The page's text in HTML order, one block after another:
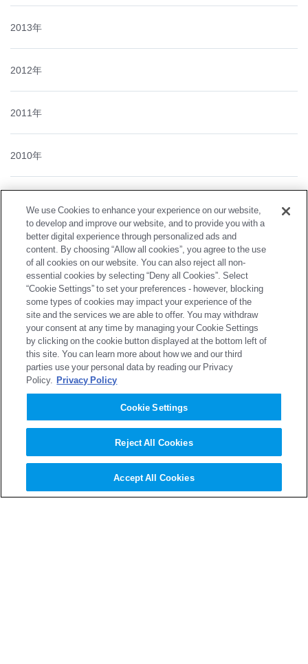
2013年
2012年
2011年
2010年
2008年
2007年
2006年
2005年
We use Cookies to enhance your experience on our website,
to develop and improve our website, and to provide you with a
better digital experience through personalized ads and
content. By choosing “Allow all cookies”, you agree to the use
of all cookies on our website. You can also reject all non-
essential cookies by selecting “Deny all Cookies”. Select
“Cookie Settings” to set your preferences - however, blocking
some types of cookies may impact your experience of the
site and the services we are able to offer. You may withdraw
your consent at any time by managing your Cookie Settings
by clicking on the cookie button displayed at the bottom left of
this site. You can learn more about how we and our third
parties use your personal data by reading our Privacy
Policy. Privacy Policy
Cookie Settings
Reject All Cookies
Accept All Cookies